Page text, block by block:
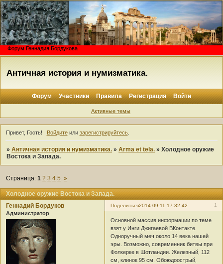
Форум Геннадия Бордукова
Античная история и нумизматика.
Форум Участники Правила Регистрация Войти
Активные темы
Привет, Гость! Войдитеили зарегистрируйтесь.
»Античная история и нумизматика. »Arma et tela. »Холодное оружие
Востока и Запада.
Холодное оружие Востока и Запада.
Страница:1 2 3 4 5 »
Поделиться 1
2014-09-11 17:32:42
Геннадий Бордуков
Администратор
Основной массив информации по теме
взят у Инги Джигаевой ВКонтакте.
Одноручный меч около 14 века нашей
эры. Возможно, современник битвы при
Фолкерке в Шотландии. Железный, 112
см, клинок 95 см. Обоюдоострый,